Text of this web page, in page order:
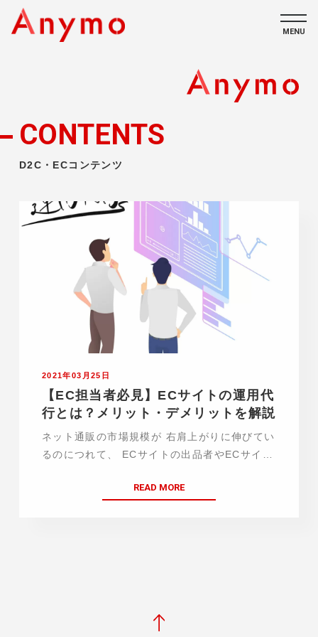
私たちについて
CONTACT
MENU
CONTENTS
D2C・ECコンテンツ
2021年03月25日
【EC担当者必見】ECサイトの運用代
行とは？メリット・デメリットを解説
ネット通販の市場規模が 右肩上がりに伸びてい
るのにつれて、 ECサイトの出品者やECサイト
かし、ECサイトの運用は、商品の仕入れ、 商
READ MORE